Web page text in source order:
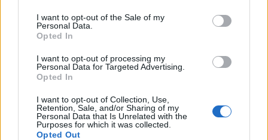
I want to opt-out of the Sale of my
Personal Data.
Opted In
I want to opt-out of processing my
Personal Data for Targeted Advertising.
Opted In
I want to opt-out of Collection, Use,
Retention, Sale, and/or Sharing of my
Personal Data that Is Unrelated with the
Purposes for which it was collected.
Opted Out
Carrega més